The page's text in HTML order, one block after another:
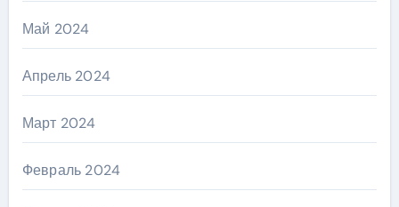
Май 2024
Апрель 2024
Март 2024
Февраль 2024